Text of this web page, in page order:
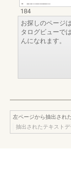
184
お探しのページ
タログビューで
んになれます。
左ページから抽出され
抽出されたテキストデ